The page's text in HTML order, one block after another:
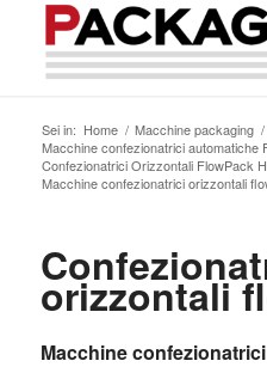
Sei in: Home / Macchine packaging /
Macchine confezionatrici automatiche
Confezionatrici Orizzontali FlowPack
Macchine confezionatrici orizzontali
orizzontali
Macchine